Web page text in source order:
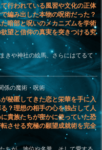
行われている風習や文化の正体
編み出した本物の呪術だった？
暗部と呪いのメカニズムを学術
望と信仰の真実を突きつける究
きや神社の絵馬、さらにはてるて
係の魔術・呪術
秘匿してきた恋と栄華を手に入
？理想の相手の心を独占して人
貴族たちが密かに使っていた恐
させる究極の願望成就術を完全